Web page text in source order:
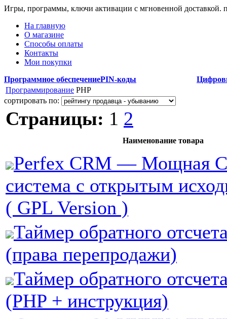
Игры, программы, ключи активации с мгновенной доставкой.
На главную
О магазине
Способы оплаты
Контакты
Мои покупки
Программное обеспечениеPIN-коды
Программирование PHP
сортировать по:
Страницы: 1 2
Наименование товара
Perfex CRM — Мощная
система с открытым
( GPL Version )
Таймер обратного
(права перепродажи)
Таймер обратного
(PHP + инструкция)